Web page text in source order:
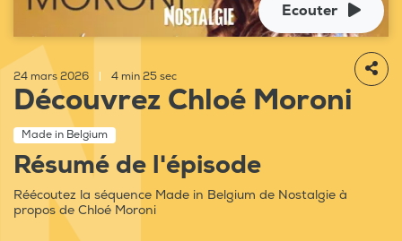
Ecouter
24 mars 2026 4 min 25 sec
Découvrez Chloé Moroni
Made in Belgium
Résumé de l'épisode
Réécoutez la séquence Made in Belgium de Nostalgie à
propos de Chloé Moroni